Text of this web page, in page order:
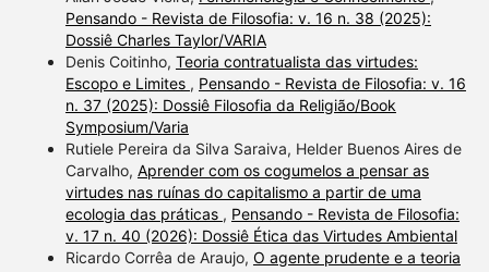
Pensando - Revista de Filosofia: v. 16 n. 38 (2025):
Dossiê Charles Taylor/VARIA
Denis Coitinho, Teoria contratualista das virtudes:
Escopo e Limites , Pensando - Revista de Filosofia: v. 16
n. 37 (2025): Dossiê Filosofia da Religião/Book
Symposium/Varia
Rutiele Pereira da Silva Saraiva, Helder Buenos Aires de
Carvalho, Aprender com os cogumelos a pensar as
virtudes nas ruínas do capitalismo a partir de uma
ecologia das práticas , Pensando - Revista de Filosofia:
v. 17 n. 40 (2026): Dossiê Ética das Virtudes Ambiental
Ricardo Corrêa de Araujo, O agente prudente e a teoria